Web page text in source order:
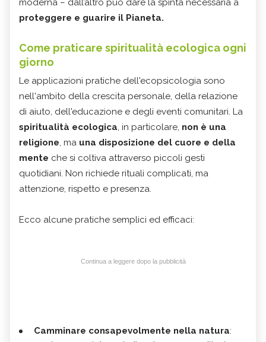
moderna – dall’altro può dare la spinta necessaria a
proteggere e guarire il Pianeta.
Come praticare spiritualità ecologica ogni
giorno
Le applicazioni pratiche dell'ecopsicologia sono
nell'ambito della crescita personale, della relazione
di aiuto, dell'educazione e degli eventi comunitari. La
spiritualità ecologica, in particolare, non è una
religione, ma una disposizione del cuore e della
mente che si coltiva attraverso piccoli gesti
quotidiani. Non richiede rituali complicati, ma
attenzione, rispetto e presenza.
Ecco alcune pratiche semplici ed efficaci:
Continua a leggere dopo la pubblicità
Camminare consapevolmente nella natura: